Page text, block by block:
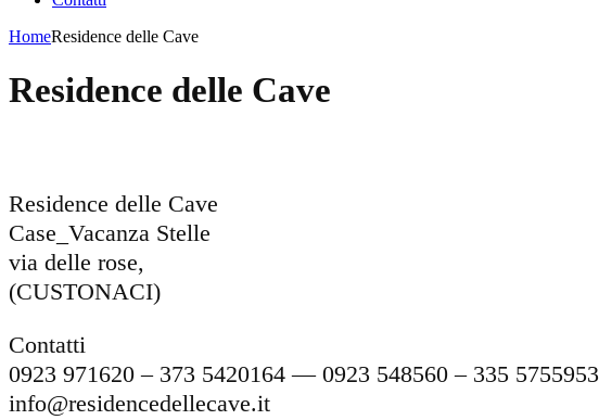
HomeResidence delle Cave
Residence delle Cave
Residence delle Cave
Case_Vacanza Stelle
via delle rose,
(CUSTONACI)
Contatti
0923 971620 – 373 5420164 — 0923 548560 – 335 5755953
info@residencedellecave.it